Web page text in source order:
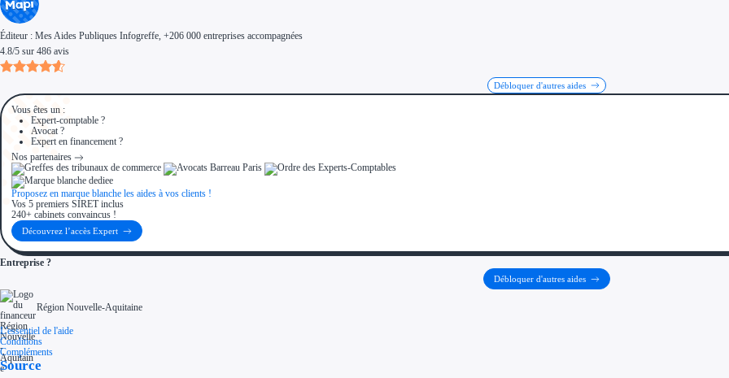
Éditeur : Mes Aides Publiques Infogreffe, +206 000 entreprises accompagnées
4.8/5 sur 486 avis
Débloquer d'autres aides
Vous êtes un :
Expert-comptable ?
Avocat ?
Expert en financement ?
Nos partenaires
Proposez en marque blanche les aides à vos clients !
Vos 5 premiers SIRET inclus
240+ cabinets convaincus !
Découvrez l’accès Expert
Entreprise ?
Débloquer d'autres aides
Région Nouvelle-Aquitaine
L'essentiel de l'aide
Conditions
Compléments
Source